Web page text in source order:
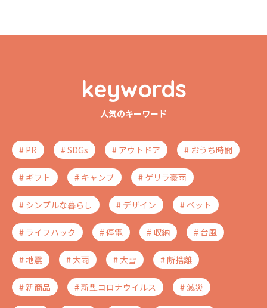
keywords
人気のキーワード
# PR # SDGs # アウトドア # おうち時間
# ギフト # キャンプ # ゲリラ豪雨
# シンプルな暮らし # デザイン # ペット
# ライフハック # 停電 # 収納 # 台風
# 地震 # 大雨 # 大雪 # 断捨離
# 新商品 # 新型コロナウイルス # 減災